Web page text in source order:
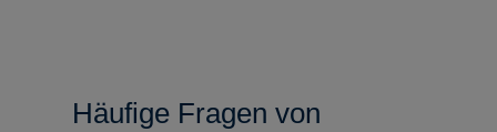
Häufige Fragen von